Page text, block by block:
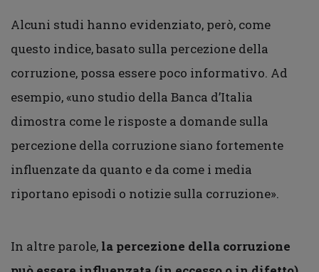
Alcuni studi hanno evidenziato, però, come
questo indice, basato sulla percezione della
corruzione, possa essere poco informativo. Ad
esempio, «uno studio della Banca d’Italia
dimostra come le risposte a domande sulla
percezione della corruzione siano fortemente
influenzate da quanto e da come i media
riportano episodi o notizie sulla corruzione».
In altre parole, la percezione della corruzione